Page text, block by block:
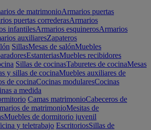
de matrimonioArmarios puertas
puertas correderasArmarios
infantilesArmarios esquinerosArmarios
auxiliaresZapateros
SillasMesas de salónMuebles
EstanteriasMuebles recibidores
Sillas de cocinasTaburetes de cocinaMesas
y sillas de cocinaMuebles auxiliares de
de cocinaCocinas modularesCocinas
a medida
Camas matrimonioCabeceros de
de matrimonioMesitas de
Muebles de dormitorio juvenil
y teletrabajo EscritoriosSillas de